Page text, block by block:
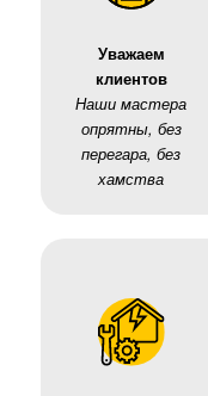
Уважаем
клиентов
Наши мастера
опрятны, без
перегара, без
хамства